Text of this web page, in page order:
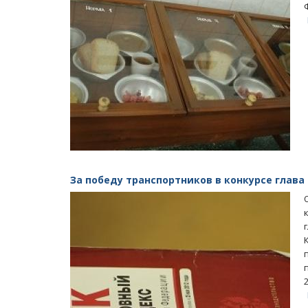
За победу транспортников в конкурсе